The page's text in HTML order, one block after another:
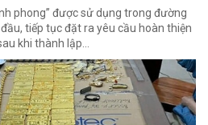
phong” được sử dụng trong đường
tiếp tục đặt ra yêu cầu hoàn thiện
khi thành lập…